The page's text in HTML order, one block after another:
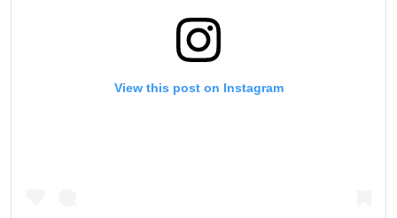
View this post on Instagram